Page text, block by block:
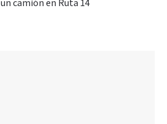
un camión en Ruta 14